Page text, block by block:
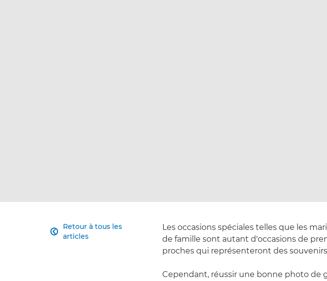
Retour à tous les
articles

Les occasions spéciales telles que les
de famille sont autant d'occasions de
proches qui représenteront des
Cependant, réussir une bonne photo de